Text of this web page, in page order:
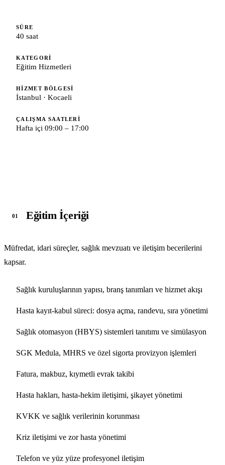
SÜRE
40 saat
KATEGORI
Eğitim Hizmetleri
HIZMET BÖLGESI
İstanbul · Kocaeli
ÇALIŞMA SAATLERI
Hafta içi 09:00 – 17:00
01 Eğitim İçeriği
Müfredat, idari süreçler, sağlık mevzuatı ve iletişim becerilerini
kapsar.
Sağlık kuruluşlarının yapısı, branş tanımları ve hizmet akışı
Hasta kayıt-kabul süreci: dosya açma, randevu, sıra yönetimi
Sağlık otomasyon (HBYS) sistemleri tanıtımı ve simülasyon
SGK Medula, MHRS ve özel sigorta provizyon işlemleri
Fatura, makbuz, kıymetli evrak takibi
Hasta hakları, hasta-hekim iletişimi, şikayet yönetimi
KVKK ve sağlık verilerinin korunması
Kriz iletişimi ve zor hasta yönetimi
Telefon ve yüz yüze profesyonel iletişim